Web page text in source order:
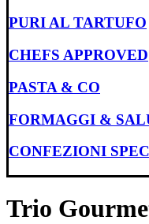
PURI AL TARTUFO
CHEFS APPROVED
PASTA & CO
FORMAGGI &
CONFEZIONI
Trio